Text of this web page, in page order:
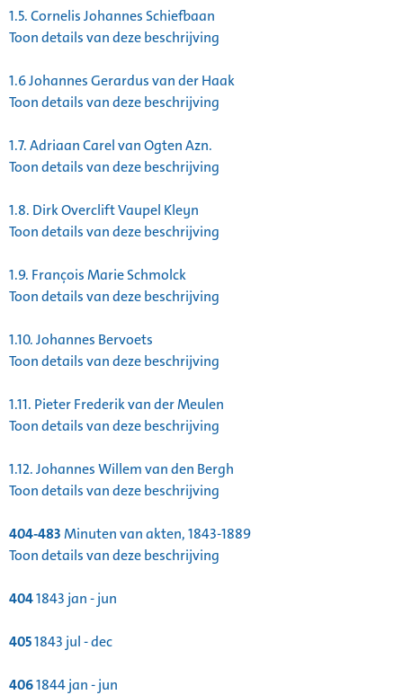
1.5.Cornelis Johannes Schiefbaan
Toon details van deze beschrijving
1.6Johannes Gerardus van der Haak
Toon details van deze beschrijving
1.7.Adriaan Carel van Ogten Azn.
Toon details van deze beschrijving
1.8. Dirk Overclift Vaupel Kleyn
Toon details van deze beschrijving
1.9. François Marie Schmolck
Toon details van deze beschrijving
1.10.Johannes Bervoets
Toon details van deze beschrijving
1.11. Pieter Frederik van der Meulen
Toon details van deze beschrijving
1.12.Johannes Willem van den Bergh
Toon details van deze beschrijving
404-483Minuten van akten, 1843-1889
Toon details van deze beschrijving
4041843 jan - jun
4051843 jul - dec
4061844 jan - jun